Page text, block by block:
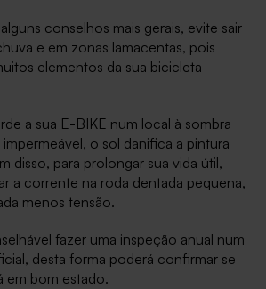
conselhos mais gerais, evite sair
e em zonas lamacentas, pois
elementos da sua bicicleta
a sua E-BIKE num local à sombra
o sol danifica a pintura
disso, para prolongar sua vida útil,
a corrente na roda dentada pequena,
menos tensão.
fazer uma inspeção anual num
desta forma poderá confirmar se
em bom estado.